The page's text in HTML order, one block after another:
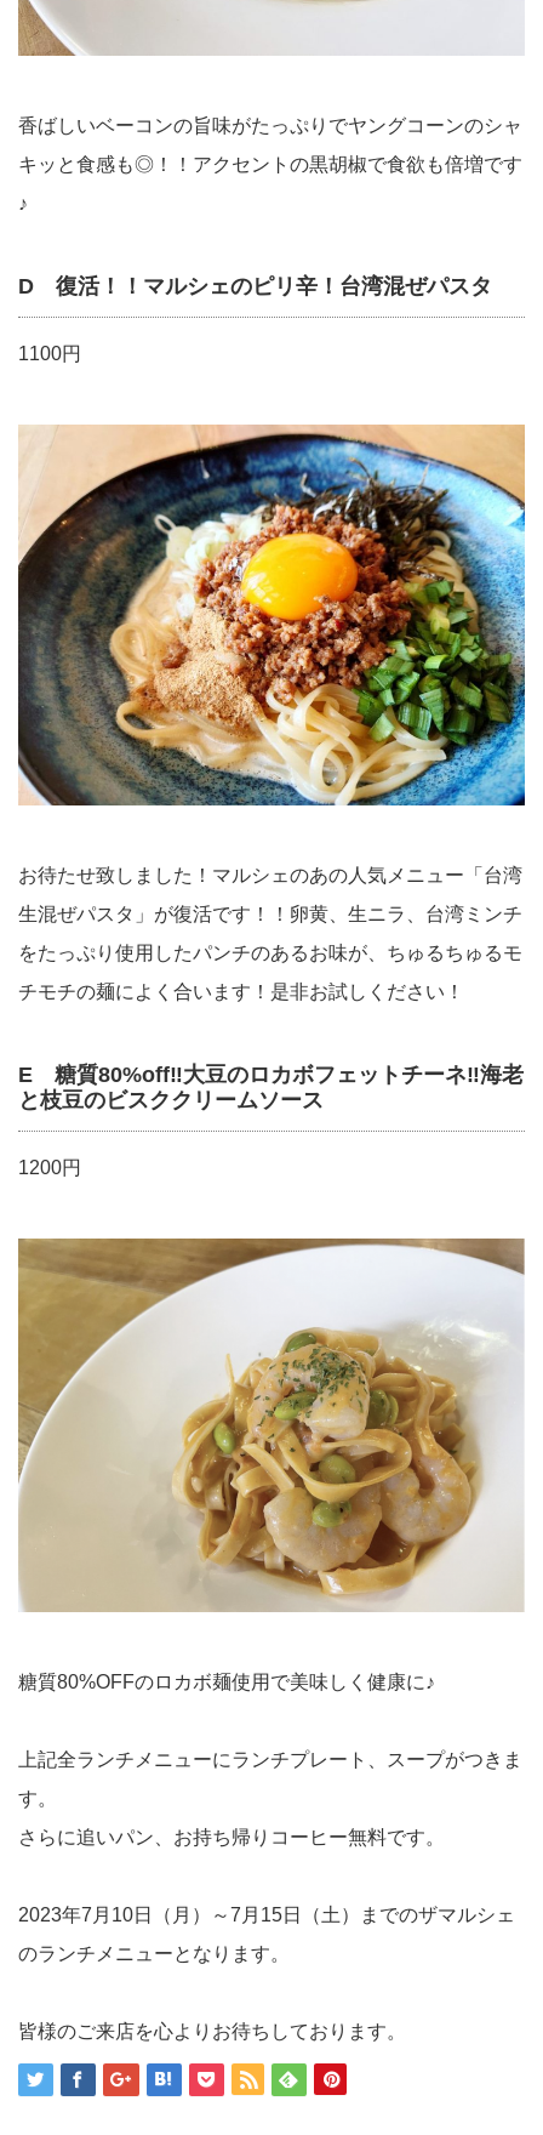
香ばしいベーコンの旨味がたっぷりでヤングコーンのシャ
キッと食感も◎！！アクセントの黒胡椒で食欲も倍増です
♪
D 復活！！マルシェのピリ辛！台湾混ぜパスタ
1100円
お待たせ致しました！マルシェのあの人気メニュー「台湾
生混ぜパスタ」が復活です！！卵黄、生ニラ、台湾ミンチ
をたっぷり使用したパンチのあるお味が、ちゅるちゅるモ
チモチの麺によく合います！是非お試しください！
E 糖質80%off‼︎大豆のロカボフェットチーネ‼︎海老
と枝豆のビスククリームソース
1200円
糖質80%OFFのロカボ麺使用で美味しく健康に♪
上記全ランチメニューにランチプレート、スープがつきま
す。
さらに追いパン、お持ち帰りコーヒー無料です。
2023年7月10日（月）～7月15日（土）までのザマルシェ
のランチメニューとなります。
皆様のご来店を心よりお待ちしております。